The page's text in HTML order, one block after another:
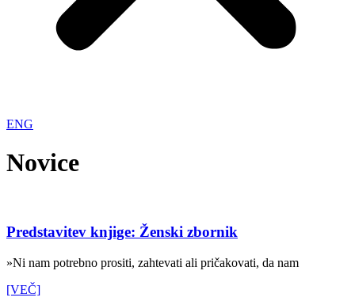
ENG
Novice
Predstavitev knjige: Ženski zbornik
»Ni nam potrebno prositi, zahtevati ali pričakovati, da nam
[VEČ]